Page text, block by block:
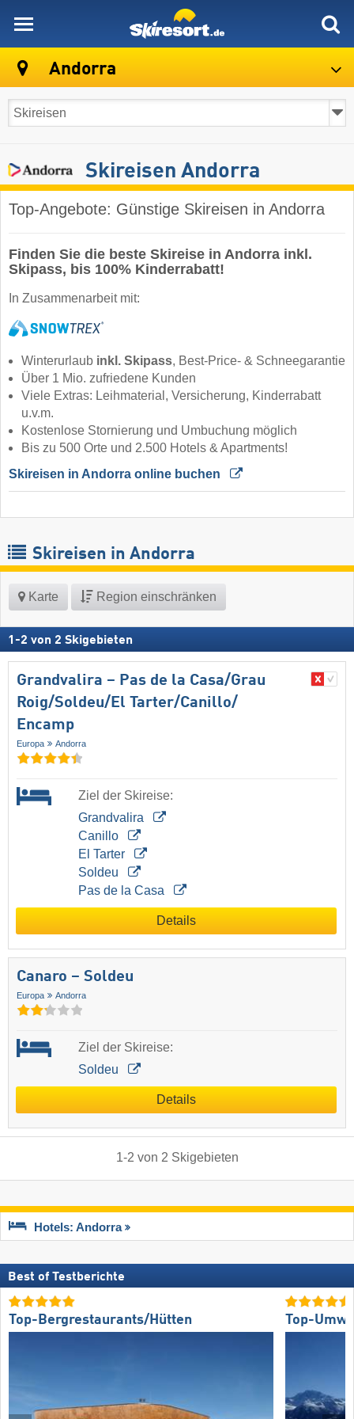
Andorra
Skireisen Andorra
Top-Angebote: Günstige Skireisen in Andorra
Finden Sie die beste Skireise in Andorra inkl.
Skipass, bis 100% Kinderrabatt!
In Zusammenarbeit mit:
Winterurlaub inkl. Skipass, Best-Price- & Schneegarantie
Über 1 Mio. zufriedene Kunden
Viele Extras: Leihmaterial, Versicherung, Kinderrabatt
u.v.m.
Kostenlose Stornierung und Umbuchung möglich
Bis zu 500 Orte und 2.500 Hotels & Apartments!
Skireisen in Andorra online buchen
Skireisen in Andorra
Karte Region einschränken
1 -2 von 2 Skigebieten
Grandvalira – Pas de la Casa/​Grau
Roig/​Soldeu/​El Tarter/​Canillo/​
Encamp
Europa Andorra
Ziel der Skireise:
Grandvalira
Canillo
El Tarter
Soldeu
Pas de la Casa
Details
Canaro – Soldeu
Europa Andorra
Ziel der Skireise:
Soldeu
Details
1-2 von 2 Skigebieten
Hotels: Andorra
Best of Testberichte
Top-Bergrestaurants/Hütten Top-